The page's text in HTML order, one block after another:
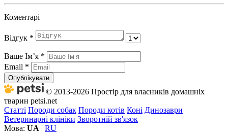
Коментарі
Відгук *
Ваше Імʼя *
Email *
Опублікувати
© 2013-2026 Простір для власників домашніх
тварин petsi.net
Статті Породи собак Породи котів Коні Динозаври
Ветеринарні клініки Зворотній зв'язок
Мова: UA | RU